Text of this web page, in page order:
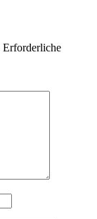
Erforderliche